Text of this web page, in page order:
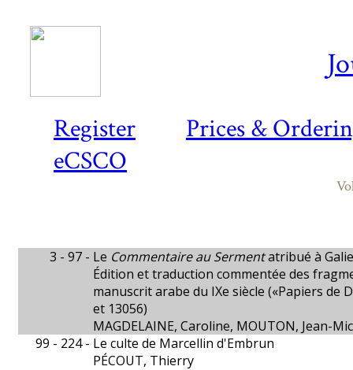
Register
Prices &
eCSCO
3 - 97 - Le Commentaire au Sermentatribué à
Édition et traduction commentée des
manuscrit arabe du IXe siècle («Papiers de
et 13056)
MAGDELAINE, Caroline, MOUTON, Jean-
99 - 224 - Le culte de Marcellin d'Embrun
PÉCOUT, Thierry